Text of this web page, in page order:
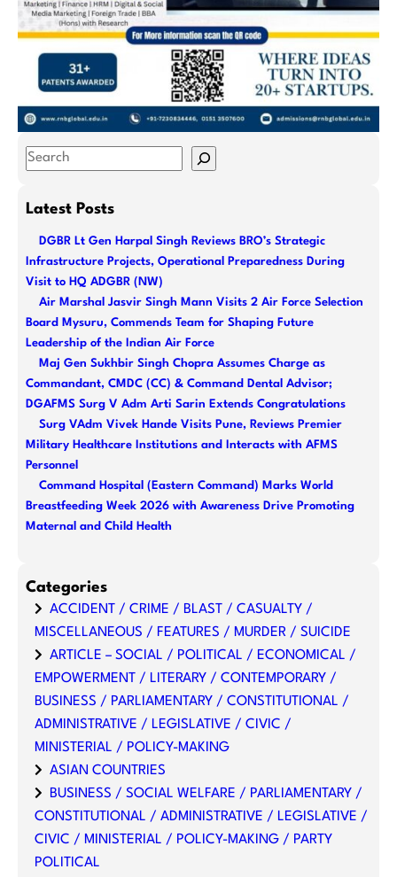
S
aLatest Posts
DGBR Lt Gen Harpal Singh Reviews BRO’s Strategic
Infrastructure Projects, Operational Preparedness During
Visit to HQ ADGBR (NW)
Air Marshal Jasvir Singh Mann Visits 2 Air Force Selection
Board Mysuru, Commends Team for Shaping Future
Leadership of the Indian Air Force
Maj Gen Sukhbir Singh Chopra Assumes Charge as
Commandant, CMDC (CC) & Command Dental Advisor;
DGAFMS Surg V Adm Arti Sarin Extends Congratulations
Surg VAdm Vivek Hande Visits Pune, Reviews Premier
Military Healthcare Institutions and Interacts with AFMS
Personnel
Command Hospital (Eastern Command) Marks World
Breastfeeding Week 2026 with Awareness Drive Promoting
Maternal and Child Health
Categories
ACCIDENT / CRIME / BLAST / CASUALTY /
MISCELLANEOUS / FEATURES / MURDER / SUICIDE
ARTICLE – SOCIAL / POLITICAL / ECONOMICAL /
EMPOWERMENT / LITERARY / CONTEMPORARY /
BUSINESS / PARLIAMENTARY / CONSTITUTIONAL /
ADMINISTRATIVE / LEGISLATIVE / CIVIC /
MINISTERIAL / POLICY-MAKING
ASIAN COUNTRIES
BUSINESS / SOCIAL WELFARE / PARLIAMENTARY /
CONSTITUTIONAL / ADMINISTRATIVE / LEGISLATIVE /
CIVIC / MINISTERIAL / POLICY-MAKING / PARTY
POLITICAL